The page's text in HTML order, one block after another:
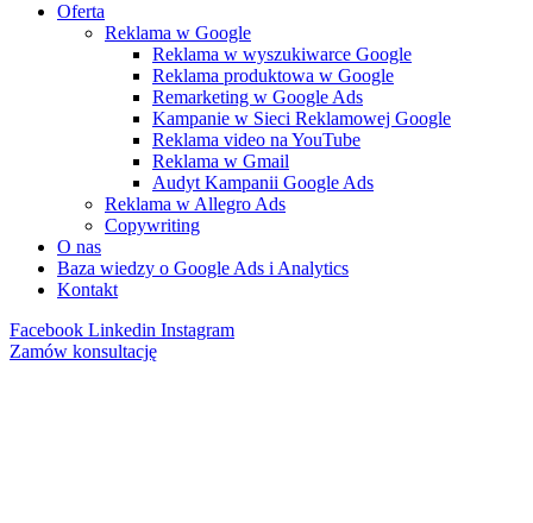
Oferta
Reklama w Google
Reklama w wyszukiwarce Google
Reklama produktowa w Google
Remarketing w Google Ads
Kampanie w Sieci Reklamowej Google
Reklama video na YouTube
Reklama w Gmail
Audyt Kampanii Google Ads
Reklama w Allegro Ads
Copywriting
O nas
Baza wiedzy o Google Ads i Analytics
Kontakt
Facebook Linkedin Instagram
Zamów konsultację